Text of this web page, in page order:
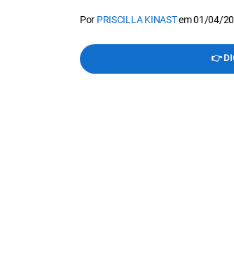
Por PRISCILLA KINASTem01/04/
👉